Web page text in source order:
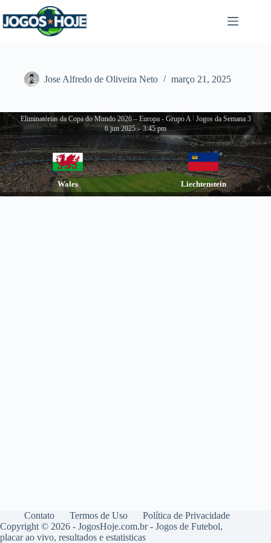
para
o
Jose Alfredo de Oliveira Neto março 21, 2025
Eliminatórias da Copa do Mundo 2026 – Europa - Grupo A
Jogos da Semana 3
6 jun 2025 - 3:45 pm
Wales Liechtenstein
Contato Termos de Uso
Política de Privacidade
Copyright © 2026 - JogosHoje.com.br - Jogos de Futebol,
placar ao vivo, resultados e estatisticas